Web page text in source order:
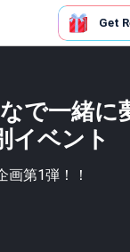
Get
で一緒に
イベント
第1弾！！